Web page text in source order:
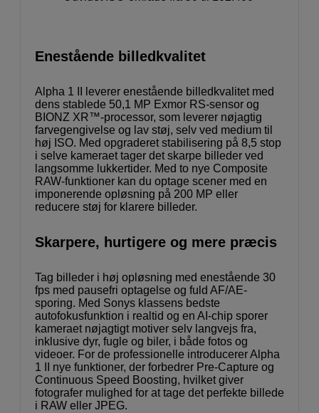
Enestående billedkvalitet
Alpha 1 II leverer enestående billedkvalitet med
dens stablede 50,1 MP Exmor RS-sensor og
BIONZ XR™-processor, som leverer nøjagtig
farvegengivelse og lav støj, selv ved medium til
høj ISO. Med opgraderet stabilisering på 8,5 stop
i selve kameraet tager det skarpe billeder ved
langsomme lukkertider. Med to nye Composite
RAW-funktioner kan du optage scener med en
imponerende opløsning på 200 MP eller
reducere støj for klarere billeder.
Skarpere, hurtigere og mere præcis
Tag billeder i høj opløsning med enestående 30
fps med pausefri optagelse og fuld AF/AE-
sporing. Med Sonys klassens bedste
autofokusfunktion i realtid og en AI-chip sporer
kameraet nøjagtigt motiver selv langvejs fra,
inklusive dyr, fugle og biler, i både fotos og
videoer. For de professionelle introducerer Alpha
1 II nye funktioner, der forbedrer Pre-Capture og
Continuous Speed ​​​​Boosting, hvilket giver
fotografer mulighed for at tage det perfekte billede
i RAW eller JPEG.